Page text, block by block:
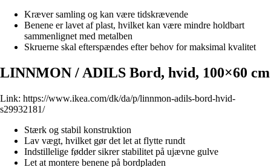
Kræver samling og kan være tidskrævende
Benene er lavet af plast, hvilket kan være mindre holdbart
sammenlignet med metalben
Skruerne skal efterspændes efter behov for maksimal kvalitet
LINNMON / ADILS Bord, hvid, 100×60 cm
Link: https://www.ikea.com/dk/da/p/linnmon-adils-bord-hvid-
s29932181/
Stærk og stabil konstruktion
Lav vægt, hvilket gør det let at flytte rundt
Indstillelige fødder sikrer stabilitet på ujævne gulve
Let at montere benene på bordpladen